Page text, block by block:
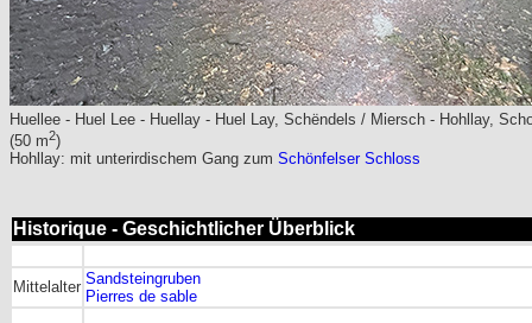
Huellee - Huel Lee - Huellay - Huel Lay, Schëndels / Miersch - Hohllay,
(50 m2)
Hohllay: mit unterirdischem Gang zum Schönfelser Schloss
Historique - Geschichtlicher Überblick
Mittelalter Sandsteingruben
Pierres de sable